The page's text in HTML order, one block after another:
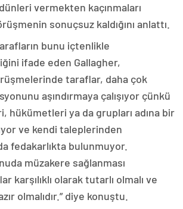
vermekten kaçınmaları
sonuçsuz kaldığını anlattı.
bunu içtenlikle
ifade eden Gallagher,
taraflar, daha çok
aşındırmaya çalışıyor çünkü
hükümetleri ya da grupları adına bir
ve kendi taleplerinden
fedakarlıkta bulunmuyor.
müzakere sağlanması
karşılıklı olarak tutarlı olmalı ve
olmalıdır.” diye konuştu.